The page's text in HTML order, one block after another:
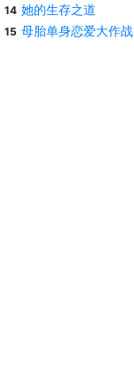
14 她的生存之道
15 母胎单身恋爱大作战